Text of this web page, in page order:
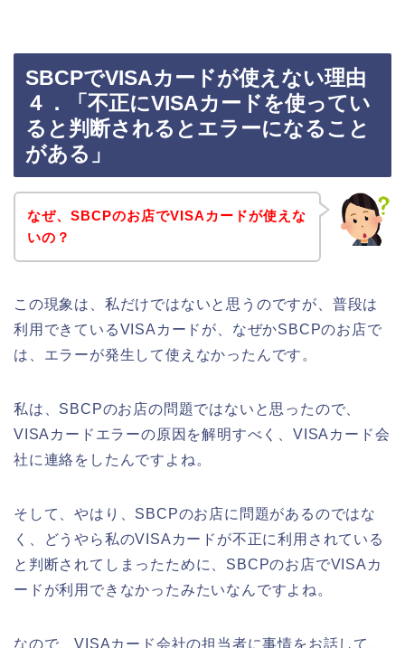
SBCPでVISAカードが使えない理由
４．「不正にVISAカードを使ってい
ると判断されるとエラーになること
がある」
なぜ、SBCPのお店でVISAカードが使えな
いの？
この現象は、私だけではないと思うのですが、普段は
利用できているVISAカードが、なぜかSBCPのお店で
は、エラーが発生して使えなかったんです。
私は、SBCPのお店の問題ではないと思ったので、
VISAカードエラーの原因を解明すべく、VISAカード会
社に連絡をしたんですよね。
そして、やはり、SBCPのお店に問題があるのではな
く、どうやら私のVISAカードが不正に利用されている
と判断されてしまったために、SBCPのお店でVISAカ
ードが利用できなかったみたいなんですよね。
なので、VISAカード会社の担当者に事情をお話して、